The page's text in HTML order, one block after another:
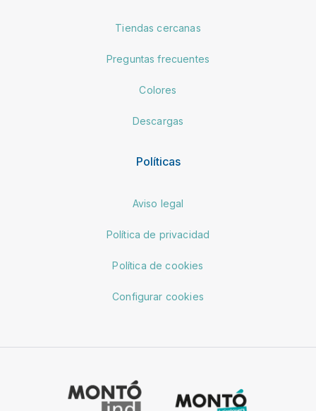
Tiendas cercanas
Preguntas frecuentes
Colores
Descargas
Políticas
Aviso legal
Política de privacidad
Política de cookies
Configurar cookies